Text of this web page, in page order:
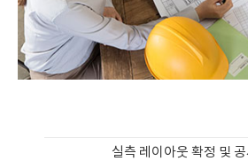
실측 레이아웃 확정 및